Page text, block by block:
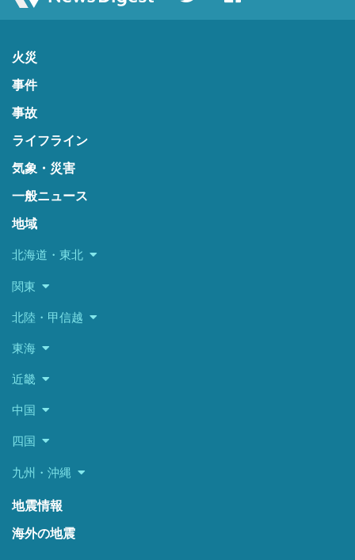
火災
事件
事故
ライフライン
気象・災害
一般ニュース
地域
北海道・東北
関東
北陸・甲信越
東海
近畿
中国
四国
九州・沖縄
地震情報
海外の地震